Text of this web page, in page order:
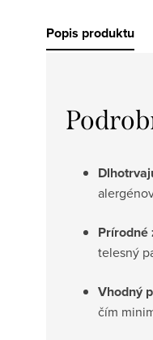
Popis produktu
Prírodné
telesný
Vhodný
čím